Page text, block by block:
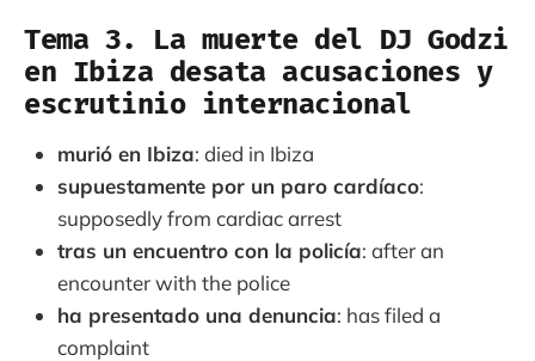
Tema 3. La muerte del DJ Godzi
en Ibiza desata acusaciones y
escrutinio internacional
murió en Ibiza: died in Ibiza
supuestamente por un paro cardíaco:
supposedly from cardiac arrest
tras un encuentro con la policía: after an
encounter with the police
ha presentado una denuncia: has filed a
complaint